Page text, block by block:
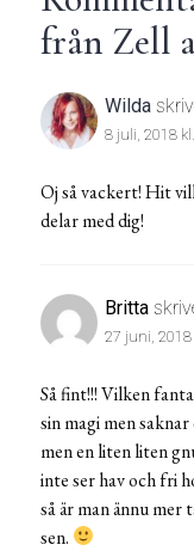
från Zell
Wilda
8 juli, 2018
Oj så vackert! Hit
delar med dig!
Britta
27 juni, 2018
Så fint!!! Vilken
sin magi men
men en liten liten
inte ser hav och fri
så är man ännu
sen.